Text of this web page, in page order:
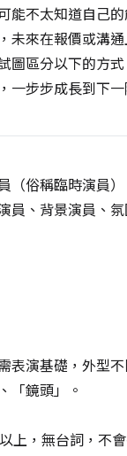
能不太知道自己
未來在報價或溝
圖區分以下的方
一步步成長到下一
（俗稱臨時演員）
員、背景演員、氛
表演基礎，外型
「鏡頭」。
上，無台詞，不